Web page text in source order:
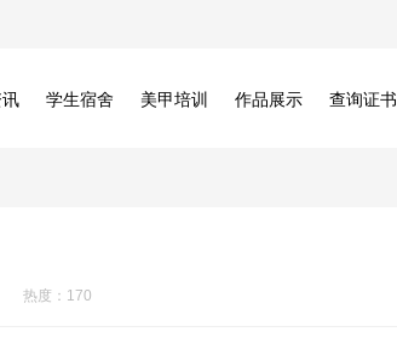
学生宿舍 美甲培训 作品展示 查询证书
热度：170